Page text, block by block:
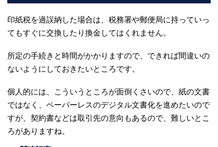
印紙税を過誤納した場合は、税務署や郵便局に持っていっ
てもすぐに交換したり換金してはくれません。
所定の手続きと時間がかかりますので、できれば間違いの
ないようにしておきたいところです。
個人的には、こういうところが面倒くさいので、紙の文書
ではなく、ペーパーレスのデジタル文書化を進めたいので
すが、契約書などは取引先の意向もあるので、難しいとこ
ろがありますね。